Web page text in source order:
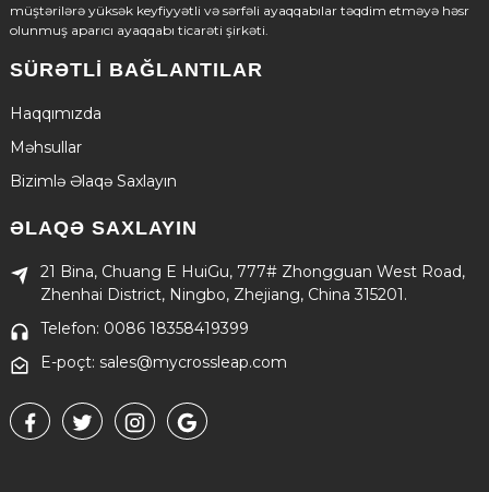
müştərilərə yüksək keyfiyyətli və sərfəli ayaqqabılar təqdim etməyə həsr
olunmuş aparıcı ayaqqabı ticarəti şirkəti.
SÜRƏTLI BAĞLANTILAR
Haqqımızda
Məhsullar
Bizimlə Əlaqə Saxlayın
ƏLAQƏ SAXLAYIN
21 Bina, Chuang E HuiGu, 777# Zhongguan West Road,
Zhenhai District, Ningbo, Zhejiang, China 315201.
Telefon: 0086 18358419399
E-poçt: sales@mycrossleap.com